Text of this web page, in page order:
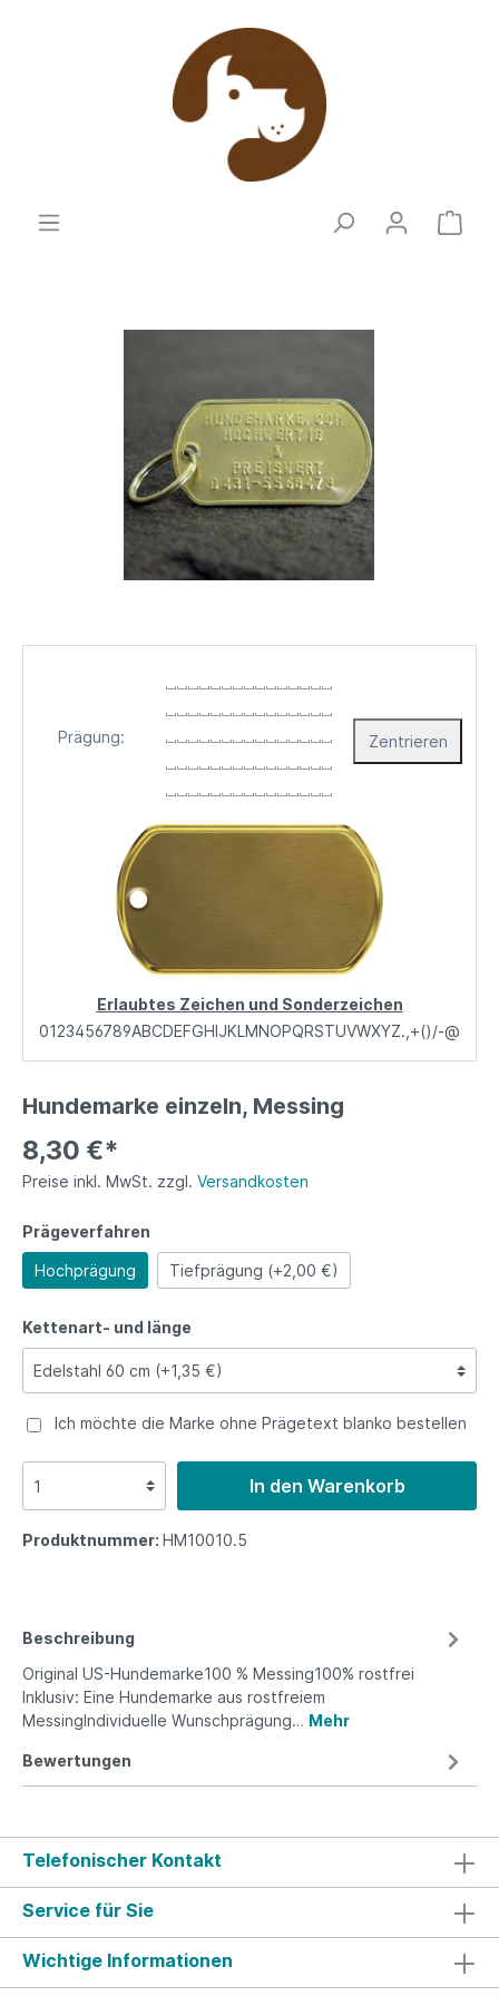
Prägung: Zentrieren
Erlaubtes Zeichen und Sonderzeichen
0123456789ABCDEFGHIJKLMNOPQRSTUVWXYZ.,+()/-@
Hundemarke einzeln, Messing
8,30 €*
Preise inkl. MwSt. zzgl. Versandkosten
Prägeverfahren
Hochprägung Tiefprägung (+2,00 €)
Kettenart- und länge
Ich möchte die Marke ohne Prägetext blanko bestellen
In den Warenkorb
Produktnummer: HM10010.5
Beschreibung
Original US-Hundemarke100 % Messing100% rostfrei
Inklusiv: Eine Hundemarke aus rostfreiem
MessingIndividuelle Wunschprägung… Mehr
Bewertungen
Telefonischer Kontakt
Service für Sie
Wichtige Informationen